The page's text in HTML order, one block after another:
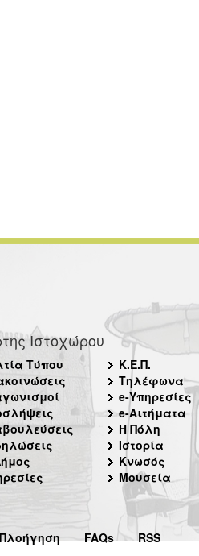
Ιστοχώρου
Τύπου
Κ.Ε.Π.
Τηλέφωνα
e-Υπηρεσίες
e-Αιτήματα
Η Πόλη
Ιστορία
Κνωσός
Μουσεία
Πλοήγηση FAQs RSS